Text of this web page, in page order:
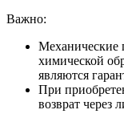
Важно:
Механические
химической
являются
При
возврат через